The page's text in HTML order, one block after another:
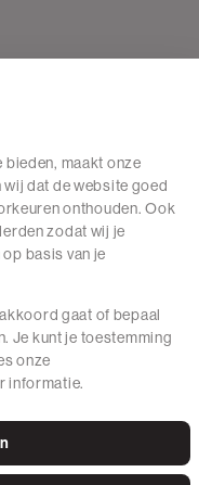
uur.
maakt onze
dat de website goed
onthouden. Ook
zodat wij je
basis van je
gaat of bepaal
Je kunt je toestemming
onze
informatie.